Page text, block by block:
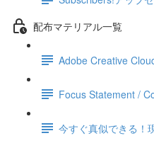
配布マテリアル一覧
Adobe Creative
Focus Statement /
今すぐ真似できる！